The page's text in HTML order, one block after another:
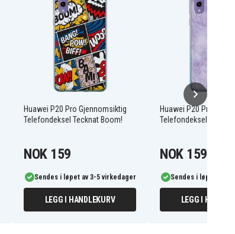
Huawei P20 Pro Gjennomsiktig
Telefondeksel Tecknat Boom!
NOK 159
Sendes i løpet av 3-5 virkedager
LEGG I HANDLEKURV
Huawei P20 Pro
Telefondeksel Lila
NOK 159
Sendes i løpet av
LEGG I